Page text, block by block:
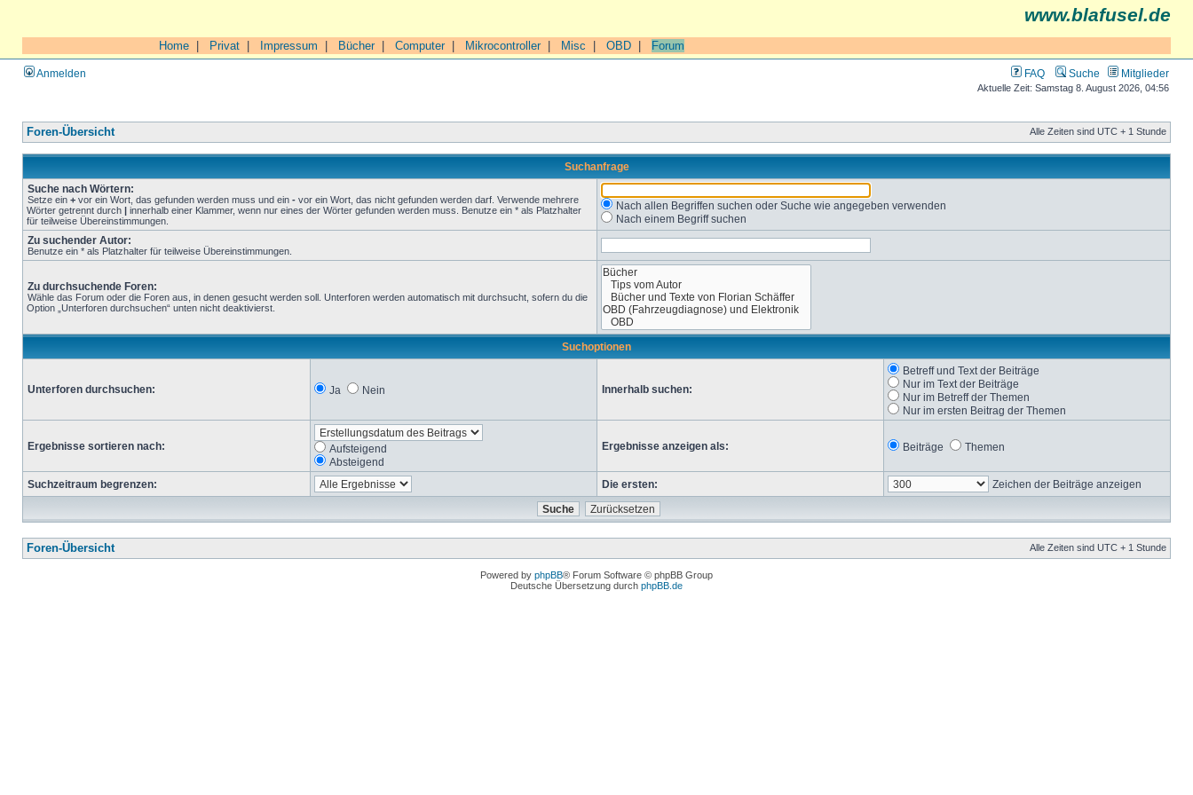
www.blafusel.de
Home Privat Impressum Bücher| Computer| Mikrocontroller| Misc OBD Forum
Anmelden FAQ Suche Mitglieder
Aktuelle Zeit: Samstag 8. August 2026, 04:56
Foren-Übersicht Alle Zeiten sind UTC + 1 Stunde
Suchanfrage
Suche nach Wörtern:
Setze ein + vor ein Wort, das gefunden werden muss und ein - vor ein Wort, das nicht gefunden werden darf. Verwende mehrere
Wörter getrennt durch | innerhalb einer Klammer, wenn nur eines der Wörter gefunden werden muss. Benutze ein * als Platzhalter
für teilweise Übereinstimmungen.
Nach allen Begriffen suchen oder Suche wie angegeben verwenden
Nach einem Begriff suchen
Zu suchender Autor:
Benutze ein * als Platzhalter für teilweise Übereinstimmungen.
Zu durchsuchende Foren:
Wähle das Forum oder die Foren aus, in denen gesucht werden soll. Unterforen werden automatisch mit durchsucht, sofern du die
Option „Unterforen durchsuchen“ unten nicht deaktivierst.
Suchoptionen
Unterforen durchsuchen: Ja Nein Innerhalb suchen:
Betreff und Text der Beiträge
Nur im Text der Beiträge
Nur im Betreff der Themen
Nur im ersten Beitrag der Themen
Ergebnisse sortieren nach:
Aufsteigend
Absteigend
Ergebnisse anzeigen als: Beiträge Themen
Suchzeitraum begrenzen: Die ersten: Zeichen der Beiträge anzeigen
Foren-Übersicht Alle Zeiten sind UTC + 1 Stunde
Powered by phpBB® Forum Software © phpBB Group
Deutsche Übersetzung durch phpBB.de